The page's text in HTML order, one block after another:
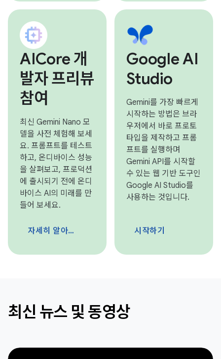
AICore 개
발자 프리뷰
참여
최신 Gemini Nano 모
델을 사전 체험해 보세
요. 프롬프트를 테스트
하고, 온디바이스 성능
을 살펴보고, 프로덕션
에 출시되기 전에 온디
바이스 AI의 미래를 만
들어 보세요.
자세히 알아보기
Google AI
Studio
Gemini를 가장 빠르게
시작하는 방법은 브라
우저에서 바로 프로토
타입을 제작하고 프롬
프트를 실행하며
Gemini API를 시작할
수 있는 웹 기반 도구인
Google AI Studio를
사용하는 것입니다.
시작하기
최신 뉴스 및 동영상